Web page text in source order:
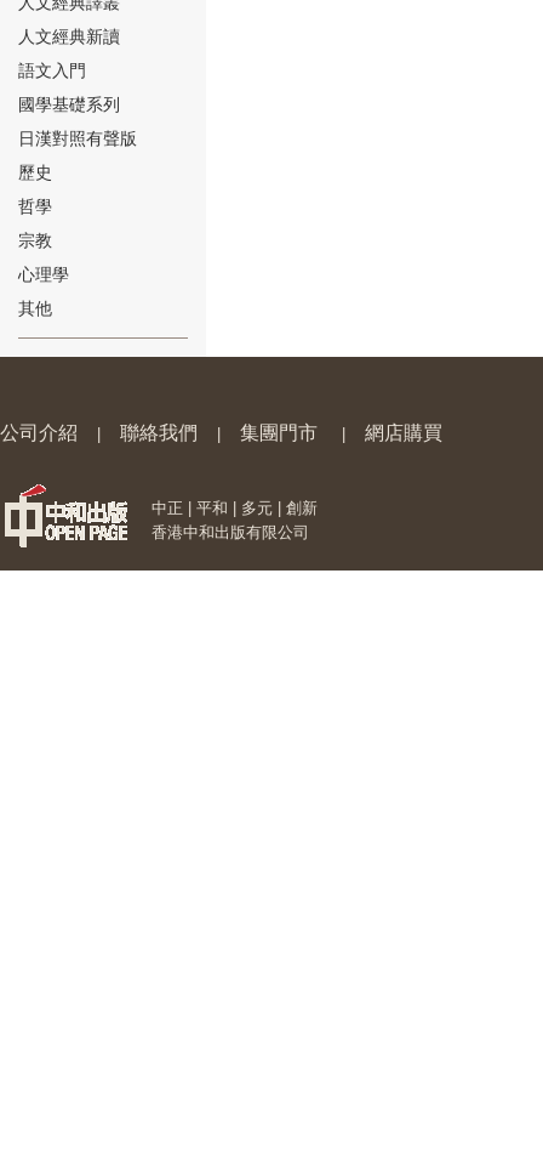
⑱
⑳
人文經典新讀
語文入門
國學基礎系列
日漢對照有聲版
歷史
哲學
宗教
心理學
其他
公司介紹 聯絡我們 集團門市 網店購買
中正 | 平和 | 多元 | 創新
香港中和出版有限公司